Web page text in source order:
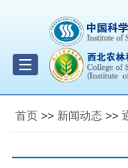
Toggle
navigation
首页 >> 新闻动态 >>